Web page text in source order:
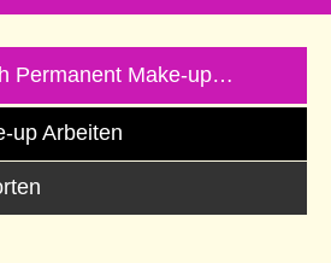
Permanent Make-up…
up Arbeiten